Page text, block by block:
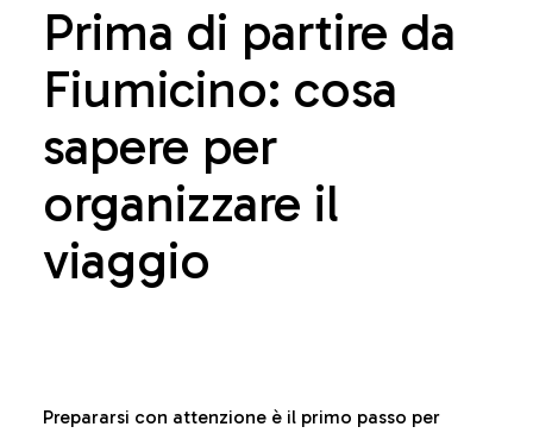
Prima di partire da
Fiumicino: cosa
sapere per
organizzare il
viaggio
Prepararsi con attenzione è il primo passo per